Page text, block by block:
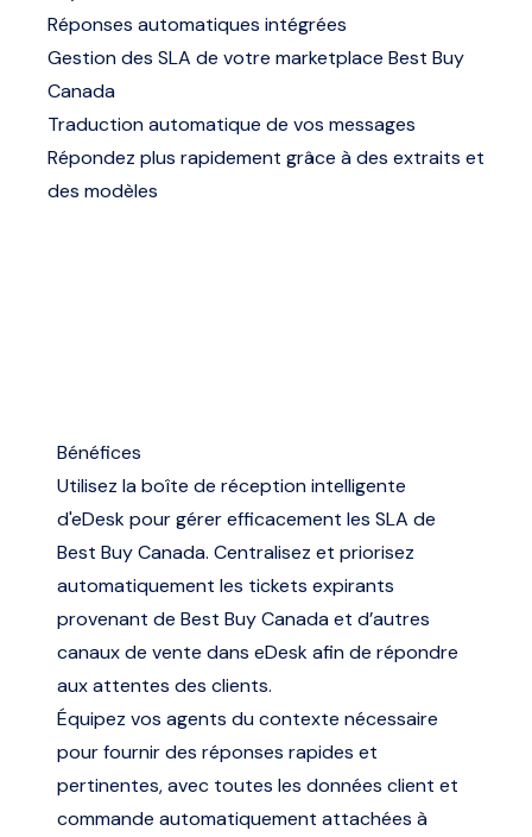
Réponses automatiques intégrées
Gestion des SLA de votre marketplace Best Buy
Canada
Traduction automatique de vos messages
Répondez plus rapidement grâce à des extraits et
des modèles
Bénéfices
Utilisez la boîte de réception intelligente
d'eDesk pour gérer efficacement les SLA de
Best Buy Canada. Centralisez et priorisez
automatiquement les tickets expirants
provenant de Best Buy Canada et d’autres
canaux de vente dans eDesk afin de répondre
aux attentes des clients.
Équipez vos agents du contexte nécessaire
pour fournir des réponses rapides et
pertinentes, avec toutes les données client et
commande automatiquement attachées à